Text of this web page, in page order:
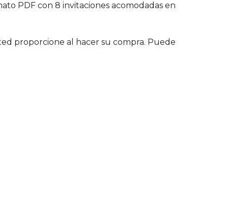
PDF con 8 invitaciones acomodadas en
proporcione al hacer su compra. Puede